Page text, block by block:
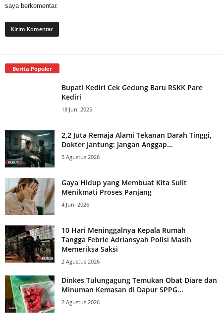
saya berkomentar.
Berita Populer
Bupati Kediri Cek Gedung Baru RSKK Pare
Kediri
18 Juni 2025
2,2 Juta Remaja Alami Tekanan Darah Tinggi,
Dokter Jantung: Jangan Anggap...
5 Agustus 2026
Gaya Hidup yang Membuat Kita Sulit
Menikmati Proses Panjang
4 Juni 2026
10 Hari Meninggalnya Kepala Rumah
Tangga Febrie Adriansyah Polisi Masih
Memeriksa Saksi
2 Agustus 2026
Dinkes Tulungagung Temukan Obat Diare dan
Minuman Kemasan di Dapur SPPG...
2 Agustus 2026